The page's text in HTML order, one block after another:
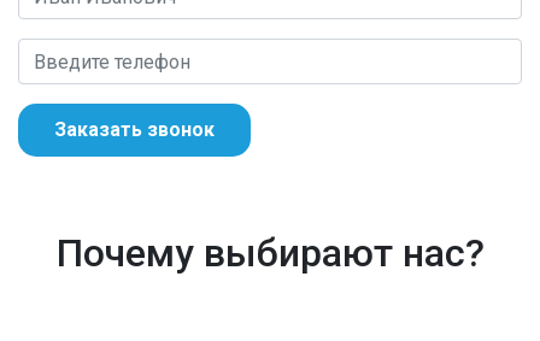
Заказать звонок
Почему выбирают нас?